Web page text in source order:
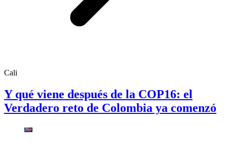
Cali
Y qué viene después de la COP16: el
Verdadero reto de Colombia ya comenzó